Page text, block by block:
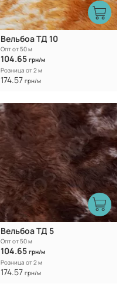
Вельбоа ТД 10
Опт от 50 м
104.65 грн/м
Розница от 2 м
174.57 грн/м
Вельбоа ТД 5
Опт от 50 м
104.65 грн/м
Розница от 2 м
174.57 грн/м